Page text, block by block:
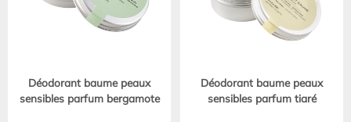
Déodorant baume peaux
sensibles parfum bergamote
Déodorant baume peaux
sensibles parfum tiaré